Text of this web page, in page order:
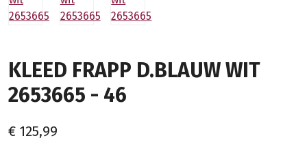
KLEED FRAPP D.BLAUW WIT
2653665 - 46
€ 125,99